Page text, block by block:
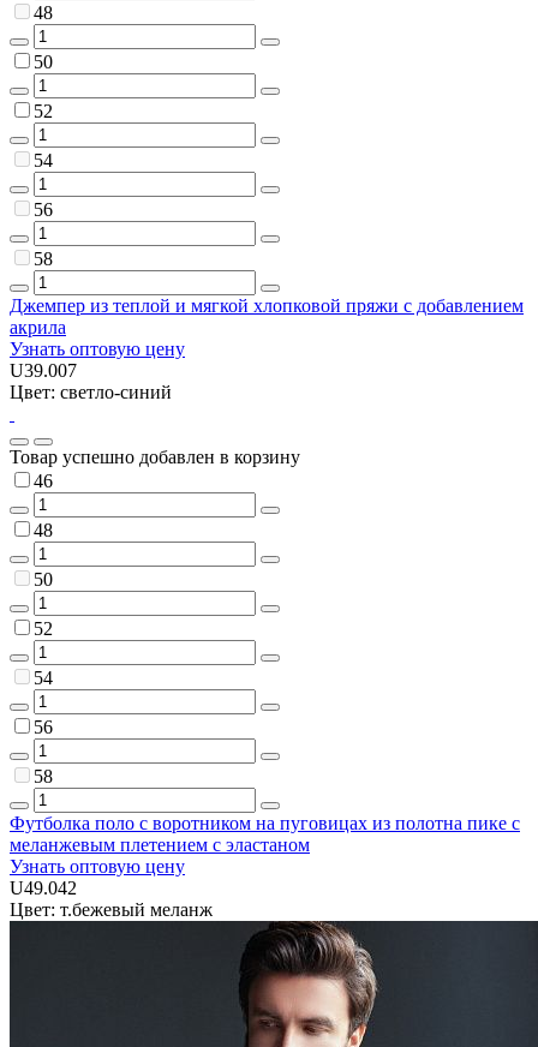
48
50
52
54
56
58
Джемпер из теплой и мягкой хлопковой пряжи с добавлением
акрила
Узнать оптовую цену
U39.007
Цвет: светло-синий
Товар успешно добавлен в корзину
46
48
50
52
54
56
58
Футболка поло с воротником на пуговицах из полотна пике с
меланжевым плетением с эластаном
Узнать оптовую цену
U49.042
Цвет: т.бежевый меланж